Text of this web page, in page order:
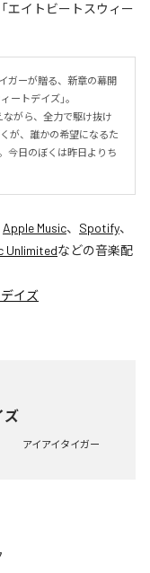
エイトビートスウィー
ガーが贈る、新章の幕開
ートデイズ」。
がら、全力で駆け抜け
が、誰かの希望になるた
今日のぼくは昨日よりち
Apple Music、 Spotify、
Unlimitedなどの音楽配
イズ
ズ
アイアイタイガー